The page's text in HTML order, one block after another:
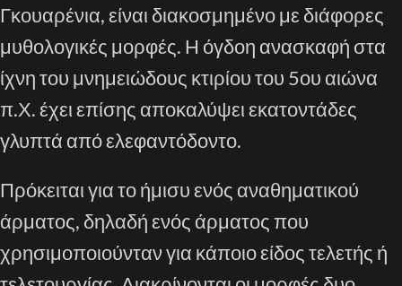
Γκουαρένια, είναι διακοσμημένο με διάφορες
μυθολογικές μορφές. Η όγδοη ανασκαφή στα
ίχνη του μνημειώδους κτιρίου του 5ου αιώνα
π.Χ. έχει επίσης αποκαλύψει εκατοντάδες
γλυπτά από ελεφαντόδοντο.
Πρόκειται για το ήμισυ ενός αναθηματικού
άρματος, δηλαδή ενός άρματος που
χρησιμοποιούνταν για κάποιο είδος τελετής ή